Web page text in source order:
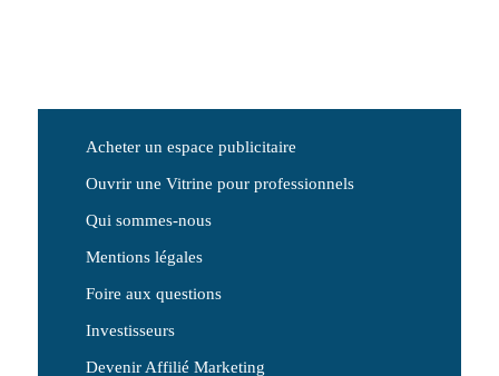
Acheter un espace publicitaire
Ouvrir une Vitrine pour professionnels
Qui sommes-nous
Mentions légales
Foire aux questions
Investisseurs
Devenir Affilié Marketing